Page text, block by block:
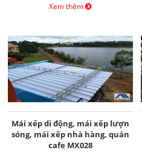
Xem thêm
Mái xếp di động, mái xếp lượn
sóng, mái xếp nhà hàng, quán
cafe MX028